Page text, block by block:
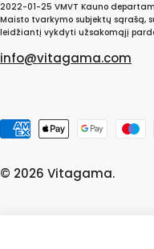
2022-01-25 VMVT Kauno
Maisto tvarkymo subjektų sąrašą,
leidžiantį vykdyti užsakomąjį
info@vitagama.com
Mokėjimo
© 2026 Vitagama.